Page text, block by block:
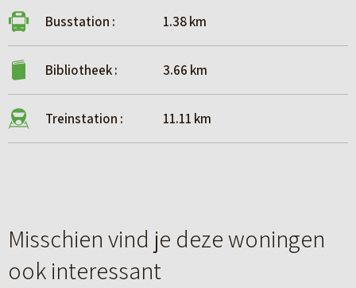
Busstation : 1.38 km
Bibliotheek : 3.66 km
Treinstation : 11.11 km
Misschien vind je deze woningen
ook interessant